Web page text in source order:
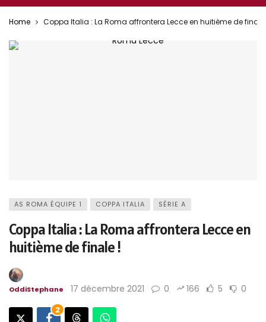
Home Coppa Italia : La Roma affrontera Lecce en huitième de finale
AS ROMA ÉQUIPE 1 COPPA ITALIA SÉRIE A
Coppa Italia : La Roma affrontera Lecce en
huitième de finale !
OddiStephane 17 décembre 2021 0 166 5 0
2